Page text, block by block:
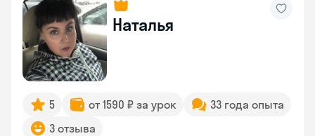
Наталья
5 от 1590 ₽ за урок
33 года опыта
3 отзыва